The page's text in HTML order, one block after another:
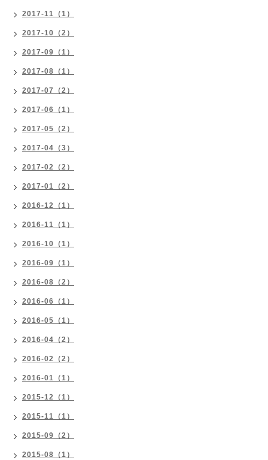
2017-11（1）
2017-10（2）
2017-09（1）
2017-08（1）
2017-07（2）
2017-06（1）
2017-05（2）
2017-04（3）
2017-02（2）
2017-01（2）
2016-12（1）
2016-11（1）
2016-10（1）
2016-09（1）
2016-08（2）
2016-06（1）
2016-05（1）
2016-04（2）
2016-02（2）
2016-01（1）
2015-12（1）
2015-11（1）
2015-09（2）
2015-08（1）